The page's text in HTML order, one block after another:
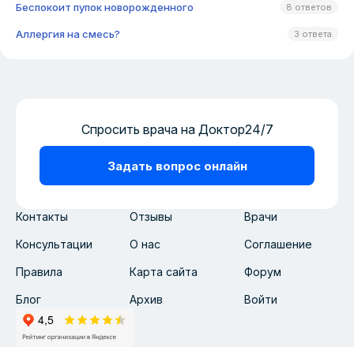
Беспокоит пупок новорожденного 8 ответов
Аллергия на смесь? 3 ответа
Контакты Отзывы Врачи
Консультации О нас Соглашение
Правила Карта сайта Форум
Блог Архив Войти
Спросить врача на Доктор24/7
Задать вопрос онлайн